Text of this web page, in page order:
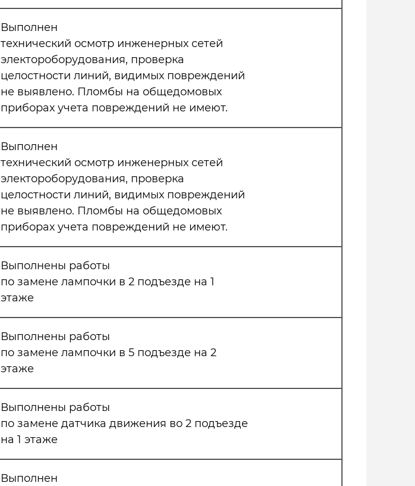
Выполнен
технический осмотр инженерных сетей
электороборудования, проверка
целостности линий, видимых повреждений
не выявлено. Пломбы на общедомовых
приборах учета повреждений не имеют.
Выполнен
технический осмотр инженерных сетей
электороборудования, проверка
целостности линий, видимых повреждений
не выявлено. Пломбы на общедомовых
приборах учета повреждений не имеют.
Выполнены работы
по замене лампочки в 2 подъезде на 1
этаже
Выполнены работы
по замене лампочки в 5 подъезде на 2
этаже
Выполнены работы
по замене датчика движения во 2 подъезде
на 1 этаже
Выполнен